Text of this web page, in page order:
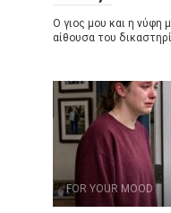
Ο γιος μου και η νύφη
αίθουσα του
FOR YOUR MOOD